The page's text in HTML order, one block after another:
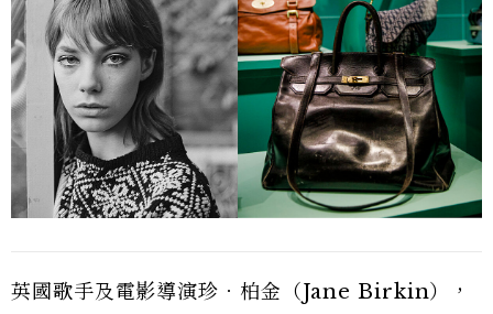
英國歌手及電影導演珍．柏金（Jane Birkin），